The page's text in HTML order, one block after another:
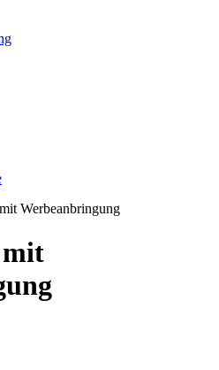
Werbeanbringung